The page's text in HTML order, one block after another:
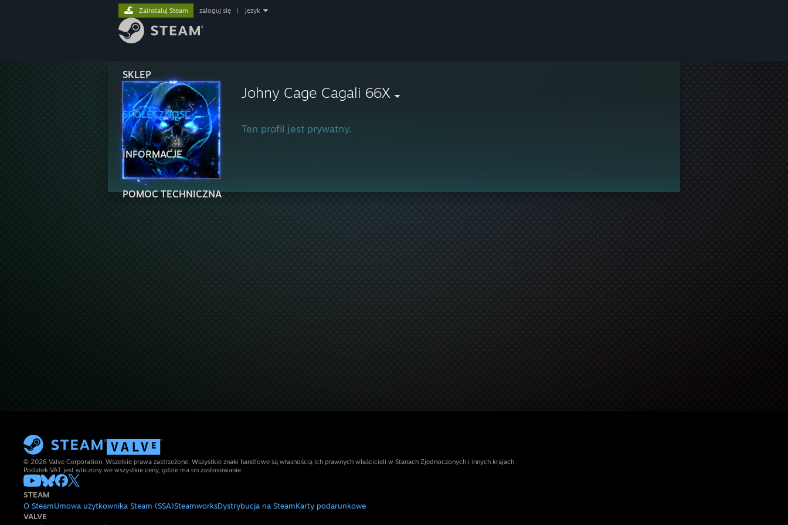
SKLEP
SPOŁECZNOŚĆ
INFORMACJE
POMOC TECHNICZNA
Zainstaluj Steam zaloguj się język
Johny Cage Cagali 66X
Ten profil jest prywatny.
© 2026 Valve Corporation. Wszelkie prawa zastrzeżone. Wszystkie znaki handlowe są własnością ich prawnych właścicieli w Stanach Zjednoczonych i innych krajach.
Podatek VAT jest wliczony we wszystkie ceny, gdzie ma on zastosowanie.
STEAM
O SteamUmowa użytkownika Steam (SSA)SteamworksDystrybucja na SteamKarty podarunkowe
VALVE